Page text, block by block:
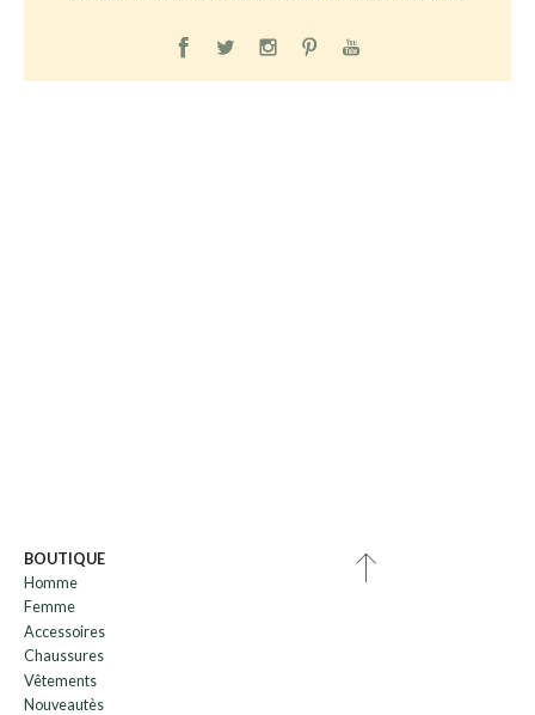
BOUTIQUE
Homme
Femme
Accessoires
Chaussures
Vêtements
Nouveautès